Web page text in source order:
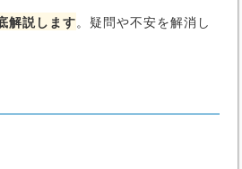
解説します。疑問や不安を解消し